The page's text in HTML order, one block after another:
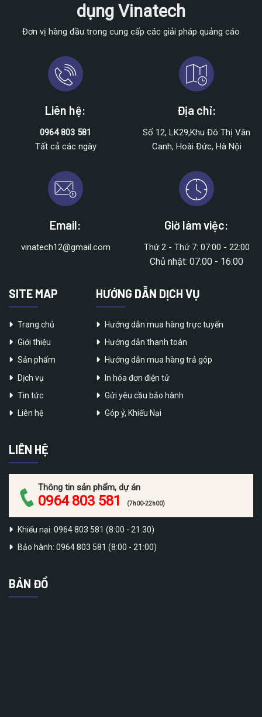
dụng Vinatech
Đơn vị hàng đầu trong cung cấp các giải pháp quảng cáo
Liên hệ:
0964 803 581
Tất cả các ngày
Địa chỉ:
Số 12, LK29,Khu Đô Thị Vân
Canh, Hoài Đức, Hà Nội
Email:
vinatech12@gmail.com
Giờ làm việc:
Thứ 2 - Thứ 7: 07:00 - 22:00
Chủ nhật: 07:00 - 16:00
SITE MAP
Trang chủ
Giới thiệu
Sản phẩm
Dịch vụ
Tin tức
Liên hệ
HƯỚNG DẪN DỊCH VỤ
Hướng dẫn mua hàng trực tuyến
Hướng dẫn thanh toán
Hướng dẫn mua hàng trả góp
In hóa đơn điện tử
Gửi yêu cầu bảo hành
Góp ý, Khiếu Nại
LIÊN HỆ
Thông tin sản phẩm, dự án
0964 803 581 (7h00-22h00)
Khiếu nại: 0964 803 581 (8:00 - 21:30)
Bảo hành: 0964 803 581 (8:00 - 21:00)
BẢN ĐỒ